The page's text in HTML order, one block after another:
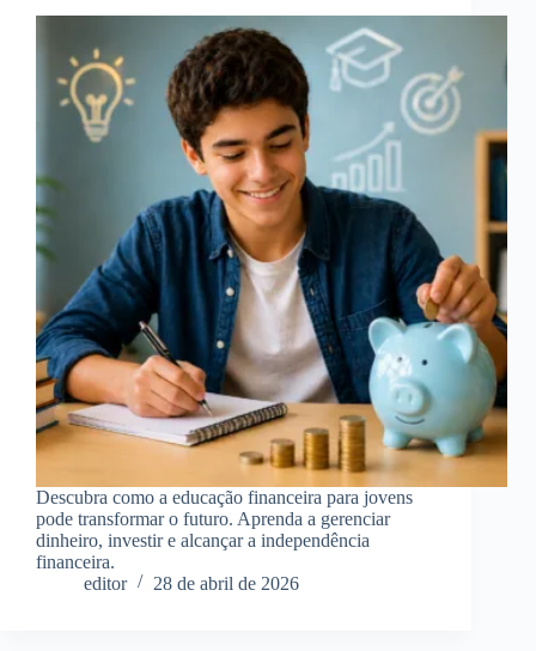
Descubra como a educação financeira para jovens
pode transformar o futuro. Aprenda a gerenciar
dinheiro, investir e alcançar a independência
financeira.
editor
28 de abril de 2026